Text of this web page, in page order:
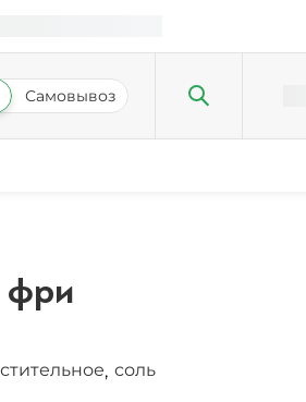
Самовывоз
фри
, соль